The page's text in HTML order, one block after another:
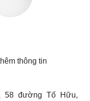
thông tin
58 đường Tố Hữu,